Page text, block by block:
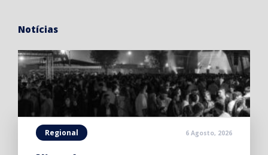
Notícias
Regional 6 Agosto, 2026